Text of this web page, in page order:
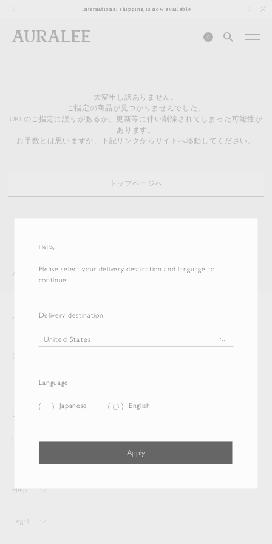
Hello,
Please select your delivery destination and language to
continue.
Delivery destination
Language
Japanese English
Apply
International shipping is now available
0
大変申し訳ありません。
ご指定の商品が見つかりませんでした。
URLのご指定に誤りがあるか、更新等に伴い削除されてしまった可能性が
あります。
お手数とは思いますが、下記リンクからサイトへ移動してください。
トップページへ
AURALEE ITEM
Newsletter
Delivery destination and Language
United States Japanese
Help
Legal